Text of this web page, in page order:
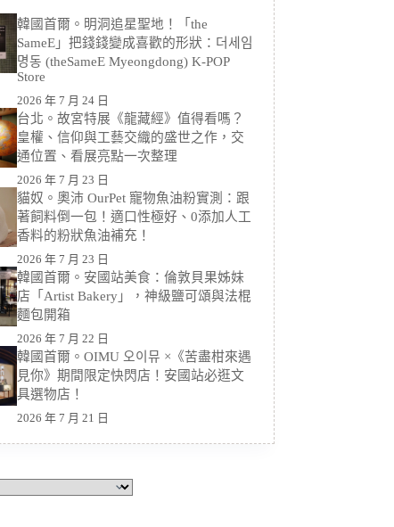
韓國首爾。明洞追星聖地！「the
SameE」把錢錢變成喜歡的形狀：더세임
명동 (theSameE Myeongdong) K-POP
Store
2026 年 7 月 24 日
台北。故宮特展《龍藏經》值得看嗎？
皇權、信仰與工藝交織的盛世之作，交
通位置、看展亮點一次整理
2026 年 7 月 23 日
貓奴。奧沛 OurPet 寵物魚油粉實測：跟
著飼料倒一包！適口性極好、0添加人工
香料的粉狀魚油補充！
2026 年 7 月 23 日
韓國首爾。安國站美食：倫敦貝果姊妹
店「Artist Bakery」，神級鹽可頌與法棍
麵包開箱
2026 年 7 月 22 日
韓國首爾。OIMU 오이뮤 ×《苦盡柑來遇
見你》期間限定快閃店！安國站必逛文
具選物店！
2026 年 7 月 21 日